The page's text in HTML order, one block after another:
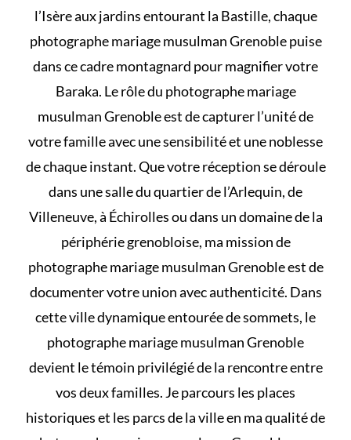
l’Isère aux jardins entourant la Bastille, chaque
photographe mariage musulman Grenoble puise
dans ce cadre montagnard pour magnifier votre
Baraka. Le rôle du photographe mariage
musulman Grenoble est de capturer l’unité de
votre famille avec une sensibilité et une noblesse
de chaque instant. Que votre réception se déroule
dans une salle du quartier de l’Arlequin, de
Villeneuve, à Échirolles ou dans un domaine de la
périphérie grenobloise, ma mission de
photographe mariage musulman Grenoble est de
documenter votre union avec authenticité. Dans
cette ville dynamique entourée de sommets, le
photographe mariage musulman Grenoble
devient le témoin privilégié de la rencontre entre
vos deux familles. Je parcours les places
historiques et les parcs de la ville en ma qualité de